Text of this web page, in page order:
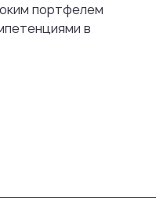
портфелем
в